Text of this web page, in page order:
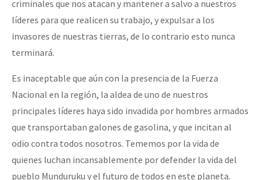
criminales que nos atacan y mantener a salvo a nuestros
líderes para que realicen su trabajo, y expulsar a los
invasores de nuestras tierras, de lo contrario esto nunca
terminará.
Es inaceptable que aún con la presencia de la Fuerza
Nacional en la región, la aldea de uno de nuestros
principales líderes haya sido invadida por hombres armados
que transportaban galones de gasolina, y que incitan al
odio contra todos nosotros. Tememos por la vida de
quienes luchan incansablemente por defender la vida del
pueblo Munduruku y el futuro de todos en este planeta.